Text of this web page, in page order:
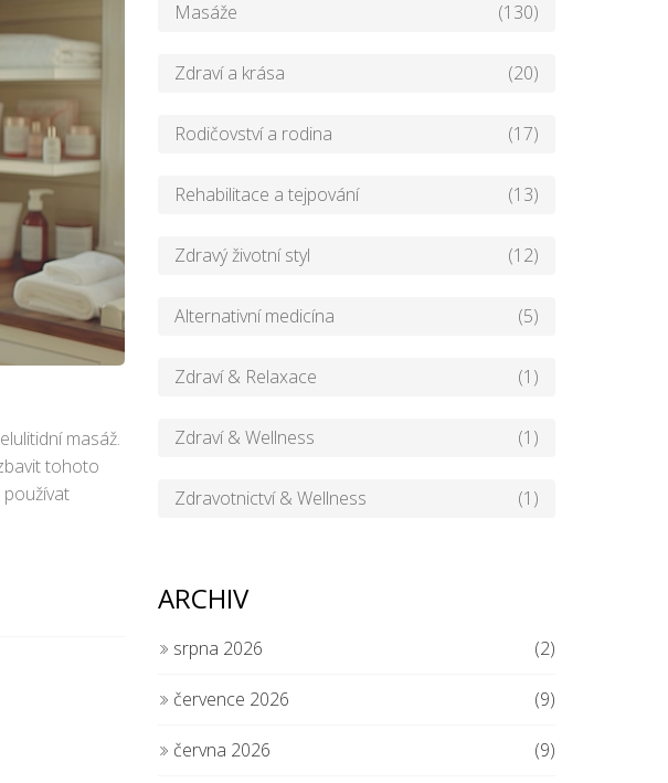
masáž.
tohoto
používat
Masáže (130)
Zdraví a krása (20)
Rodičovství a rodina (17)
Rehabilitace a tejpování (13)
Zdravý životní styl (12)
Alternativní medicína (5)
Zdraví & Relaxace (1)
Zdraví & Wellness (1)
Zdravotnictví & Wellness (1)
ARCHIV
srpna 2026 (2)
července 2026 (9)
června 2026 (9)